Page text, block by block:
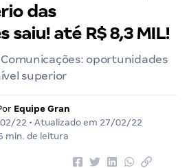
das
saiu! até R$ 8,3 MIL!
oportunidades
superior
Equipe Gran
22 • Atualizado em 27/02/22
min. de leitura